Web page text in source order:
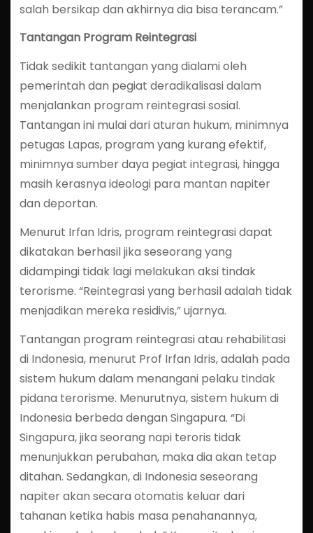
salah bersikap dan akhirnya dia bisa terancam.”
Tantangan Program Reintegrasi
Tidak sedikit tantangan yang dialami oleh
pemerintah dan pegiat deradikalisasi dalam
menjalankan program reintegrasi sosial.
Tantangan ini mulai dari aturan hukum, minimnya
petugas Lapas, program yang kurang efektif,
minimnya sumber daya pegiat integrasi, hingga
masih kerasnya ideologi para mantan napiter
dan deportan.
Menurut Irfan Idris, program reintegrasi dapat
dikatakan berhasil jika seseorang yang
didampingi tidak lagi melakukan aksi tindak
terorisme. “Reintegrasi yang berhasil adalah tidak
menjadikan mereka residivis,” ujarnya.
Tantangan program reintegrasi atau rehabilitasi
di Indonesia, menurut Prof Irfan Idris, adalah pada
sistem hukum dalam menangani pelaku tindak
pidana terorisme. Menurutnya, sistem hukum di
Indonesia berbeda dengan Singapura. “Di
Singapura, jika seorang napi teroris tidak
menunjukkan perubahan, maka dia akan tetap
ditahan. Sedangkan, di Indonesia seseorang
napiter akan secara otomatis keluar dari
tahanan ketika habis masa penahanannya,